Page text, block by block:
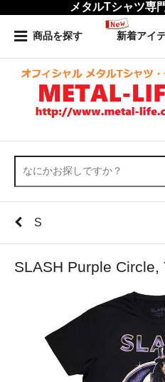
メタルTシャツ専
商品を探す 新着アイ
S
SLASH Purple Circle,